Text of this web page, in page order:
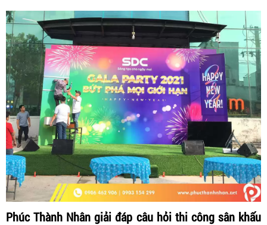
Phúc Thành Nhân giải đáp câu hỏi thi công sân khấu